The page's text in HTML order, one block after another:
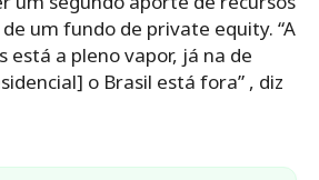
um fundo de private equity. “A
está a pleno vapor, já na de
o Brasil está fora” , diz